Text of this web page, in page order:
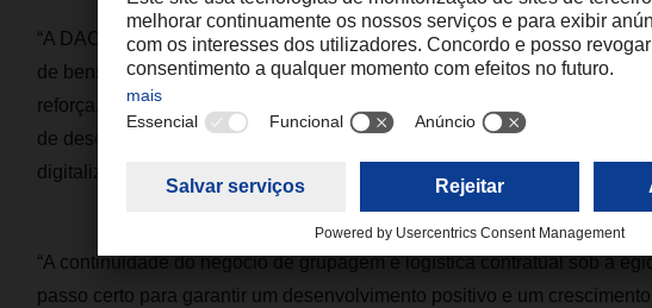
“A DACHSER & Fercam Italia vem completar a nossa rede europeia de
de bens industriais e de consumo”, afirma Burkhard Eling, CEO da
reforça, também, a nossa missão em servir os clientes em toda a
de desempenho uniformes. Para tal, investiremos igualmente na nossa
digitalização, na ação climática e, sobretudo, nos nossos colaboradores
“A continuidade do negócio de grupagem e logística contratual sob a
passo certo para garantir um desenvolvimento positivo e um